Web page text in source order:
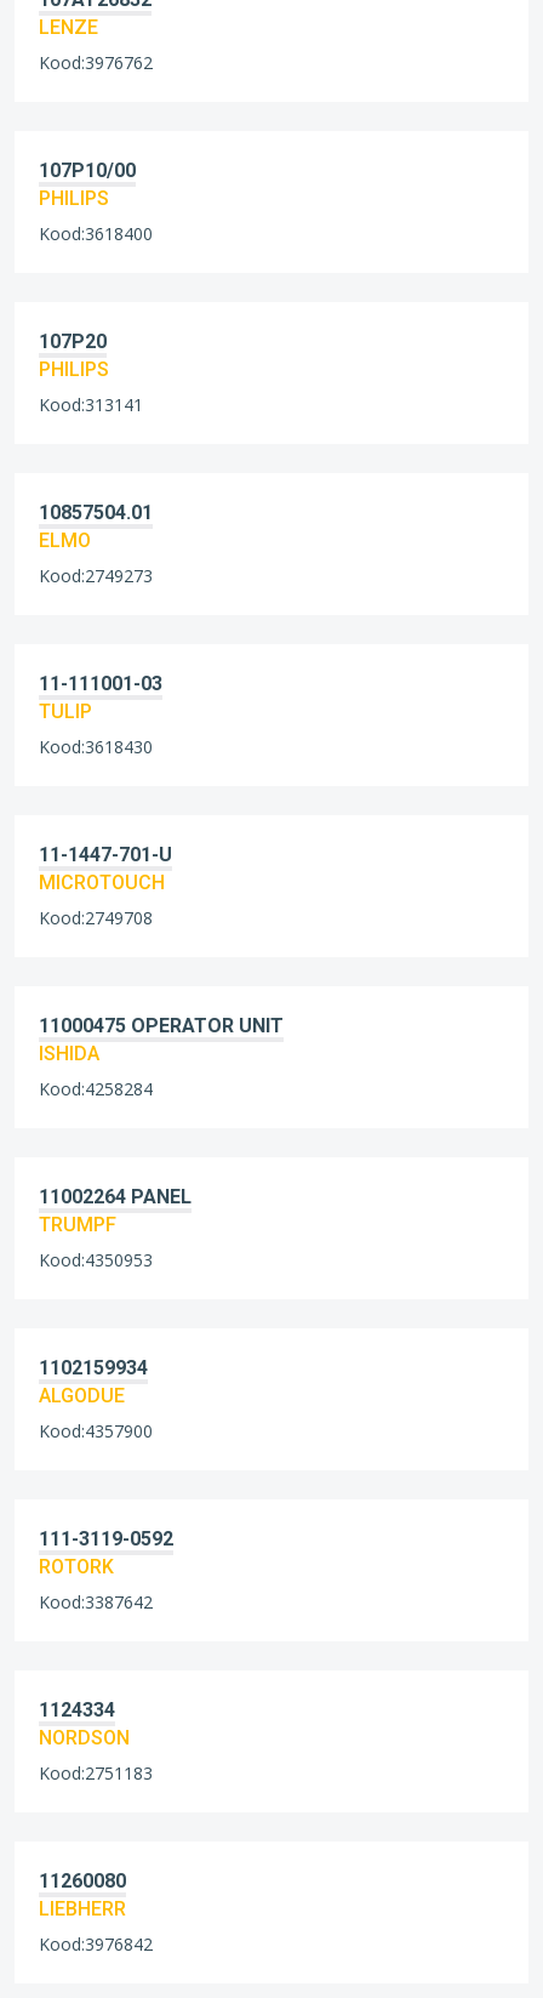
LENZE
Kood:3976762
107P10/00
PHILIPS
Kood:3618400
107P20
PHILIPS
Kood:313141
10857504.01
ELMO
Kood:2749273
11-111001-03
TULIP
Kood:3618430
11-1447-701-U
MICROTOUCH
Kood:2749708
11000475 OPERATOR UNIT
ISHIDA
Kood:4258284
11002264 PANEL
TRUMPF
Kood:4350953
1102159934
ALGODUE
Kood:4357900
111-3119-0592
ROTORK
Kood:3387642
1124334
NORDSON
Kood:2751183
11260080
LIEBHERR
Kood:3976842